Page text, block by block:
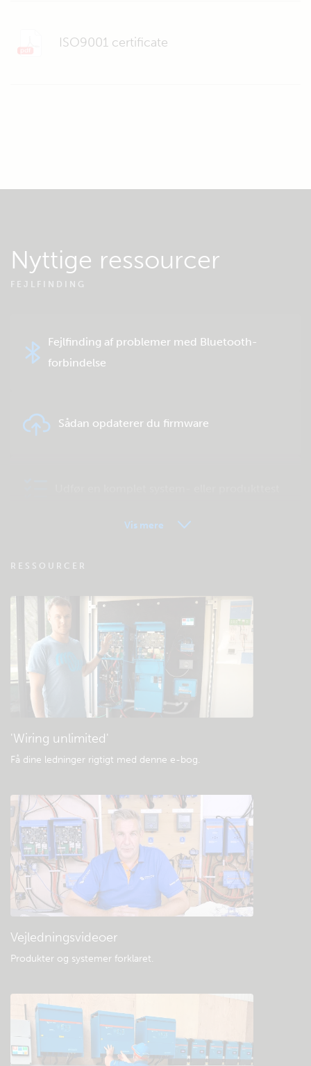
ISO9001 certificate
Nyttige ressourcer
FEJLFINDING
Fejlfinding af problemer med Bluetooth-
forbindelse
Sådan opdaterer du firmware
fjernovervågning
Tjek fællesskabets videnbase
Generelle downloads og dokumentation
Vis mere
RESSOURCER
'Wiring unlimited'
Få dine ledninger rigtigt med denne e-bog.
Vejledningsvideoer
Produkter og systemer forklaret.